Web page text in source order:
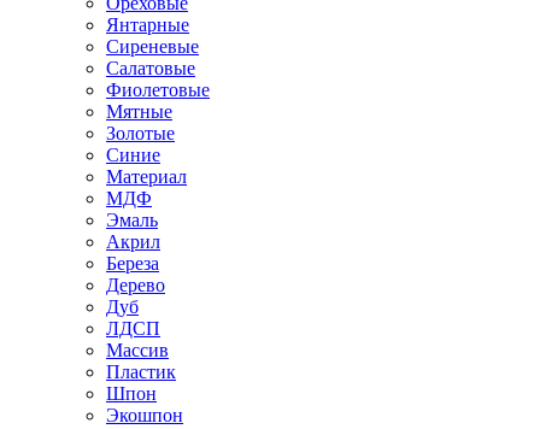
Янтарные
Сиреневые
Салатовые
Фиолетовые
Мятные
Золотые
Синие
Материал
МДФ
Эмаль
Акрил
Береза
Дерево
Дуб
ЛДСП
Массив
Пластик
Шпон
Экошпон